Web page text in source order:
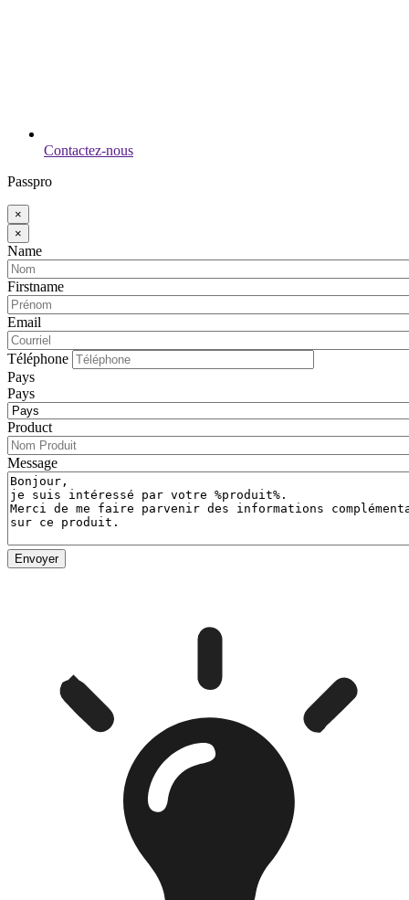
Contactez-nous
Passpro
×
×
Name
Firstname
Email
Téléphone
Pays
Pays
Product
Message